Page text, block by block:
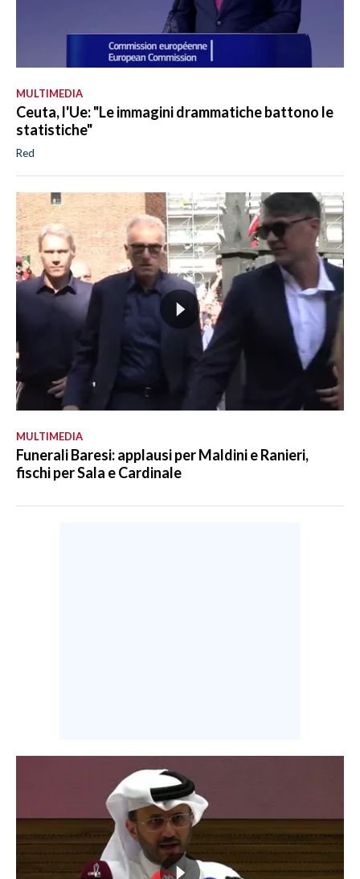
MULTIMEDIA
Ceuta, l'Ue: "Le immagini drammatiche battono le
statistiche"
Red
MULTIMEDIA
Funerali Baresi: applausi per Maldini e Ranieri,
fischi per Sala e Cardinale